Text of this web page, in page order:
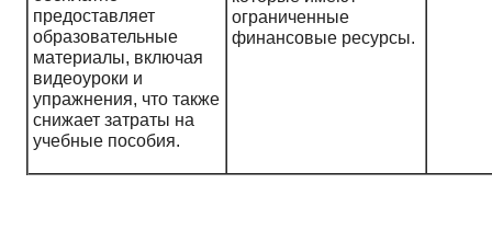
предоставляет
образовательные
материалы, включая
видеоуроки и
упражнения, что также
снижает затраты на
учебные пособия.
ограниченные
финансовые ресурсы.